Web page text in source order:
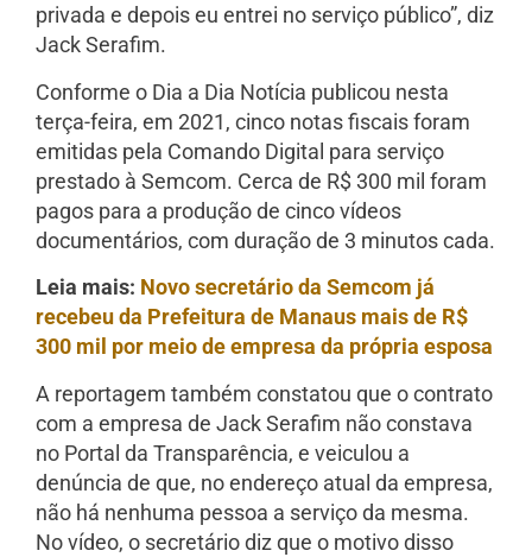
privada e depois eu entrei no serviço público”, diz
Jack Serafim.
Conforme o Dia a Dia Notícia publicou nesta
terça-feira, em 2021, cinco notas fiscais foram
emitidas pela Comando Digital para serviço
prestado à Semcom. Cerca de R$ 300 mil foram
pagos para a produção de cinco vídeos
documentários, com duração de 3 minutos cada.
Leia mais: Novo secretário da Semcom já
recebeu da Prefeitura de Manaus mais de R$
300 mil por meio de empresa da própria esposa
A reportagem também constatou que o contrato
com a empresa de Jack Serafim não constava
no Portal da Transparência, e veiculou a
denúncia de que, no endereço atual da empresa,
não há nenhuma pessoa a serviço da mesma.
No vídeo, o secretário diz que o motivo disso